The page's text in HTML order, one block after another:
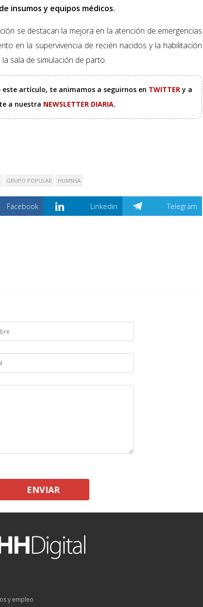
insumos y equipos médicos.
se destacan la mejora en la atención de emergencias
en la supervivencia de recién nacidos y la habilitación
sala de simulación de parto.
artículo, te animamos a seguirnos en TWITTERy a
a nuestra NEWSLETTER DIARIA.
GRUPO POPULAR HUMNSA
Facebook Linkedin Telegram
ENVIAR
y empleo